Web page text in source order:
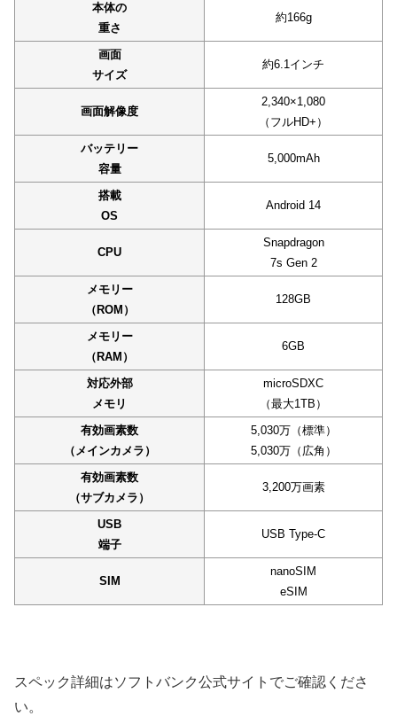
本体の
重さ
約166g
画面
サイズ
約6.1インチ
画面解像度
2,340×1,080
（フルHD+）
バッテリー
容量
5,000mAh
搭載
OS
Android 14
CPU
Snapdragon
7s Gen 2
メモリー
（ROM）
128GB
メモリー
（RAM）
6GB
対応外部
メモリ
microSDXC
（最大1TB）
有効画素数
（メインカメラ）
5,030万（標準）
5,030万（広角）
有効画素数
（サブカメラ）
3,200万画素
USB
端子
USB Type-C
SIM
nanoSIM
eSIM
スペック詳細はソフトバンク公式サイトでご確認くださ
い。